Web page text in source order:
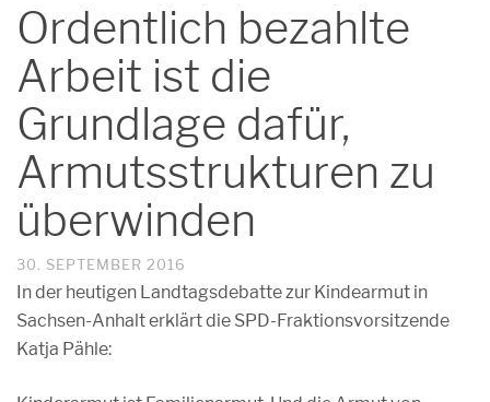
Ordentlich bezahlte
Arbeit ist die
Grundlage dafür,
Armutsstrukturen zu
überwinden
30. SEPTEMBER 2016
In der heutigen Landtagsdebatte zur Kindearmut in
Sachsen-Anhalt erklärt die SPD-Fraktionsvorsitzende
Katja Pähle: